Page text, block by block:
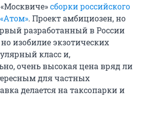
сборки российского
. Проект амбициозен, но
разработанный в России
изобилие экзотических
класс и,
очень высокая цена вряд ли
для частных
делается на таксопарки и